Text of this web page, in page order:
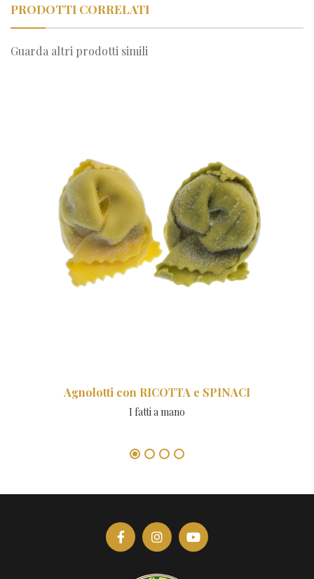
PRODOTTI CORRELATI
Guarda altri prodotti simili
Agnolotti con RICOTTA e SPINACI
I fatti a mano